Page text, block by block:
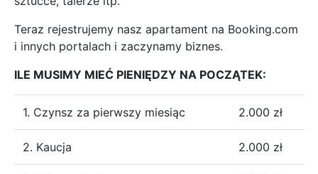
Teraz rejestrujemy nasz apartament na Booking.com
i innych portalach i zaczynamy biznes.
ILE MUSIMY MIEĆ PIENIĘDZY NA POCZĄTEK:
1. Czynsz za pierwszy miesiąc 2.000 zł
2. Kaucja 2.000 zł